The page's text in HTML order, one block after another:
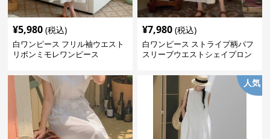
¥5,980 (税込)
白ワンピース フリル袖ウエスト
リボンミモレワンピース
¥7,980 (税込)
白ワンピース ストライプ柄パフ
スリーブウエストシェイプロン
人気